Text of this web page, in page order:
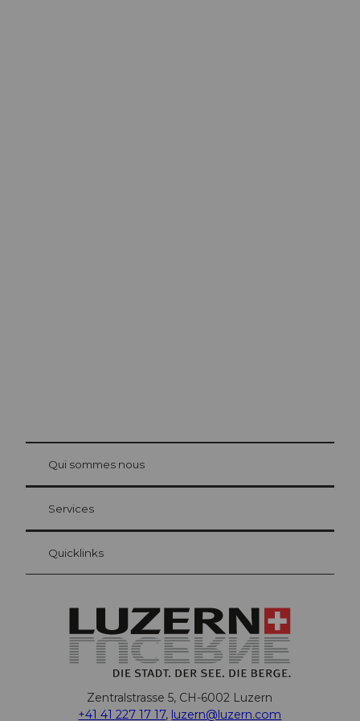
Carte d’hôte Lucerne
Vos avantages en tant qu'hôte pour la nuit
at Bre
Qui sommes nous
Services
Quicklinks
Zentralstrasse 5, CH-6002 Luzern
+41 41 227 17 17, luzern@luzern.com